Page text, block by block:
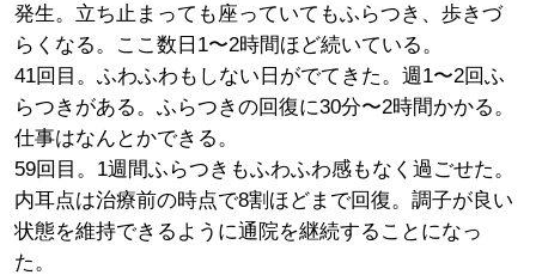
発生。立ち止まっても座っていてもふらつき、歩きづ
らくなる。ここ数日1〜2時間ほど続いている。
41回目。ふわふわもしない日がでてきた。週1〜2回ふ
らつきがある。ふらつきの回復に30分〜2時間かかる。
仕事はなんとかできる。
59回目。1週間ふらつきもふわふわ感もなく過ごせた。
内耳点は治療前の時点で8割ほどまで回復。調子が良い
状態を維持できるように通院を継続することになっ
た。